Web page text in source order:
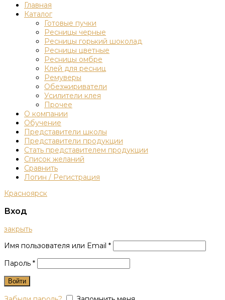
Главная
Каталог
Готовые пучки
Ресницы черные
Ресницы горький шоколад
Ресницы цветные
Ресницы омбре
Клей для ресниц
Ремуверы
Обезжириватели
Усилители клея
Прочее
О компании
Обучение
Представители школы
Представители продукции
Стать представителем продукции
Список желаний
Сравнить
Логин / Регистрация
Красноярск
Вход
закрыть
Имя пользователя или Email *
Пароль *
Войти